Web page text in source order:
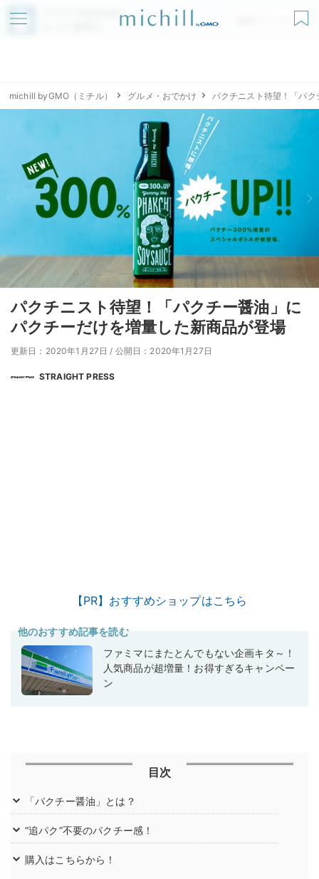
アプリでmichillが
無料ダウンロード
michill byGMO（ミチル） グルメ・おでかけ パクチニスト待望！「パ
パクチニスト待望！「パクチー醤油」に
パクチーだけを増量した新商品が登場
更新日：2020年1月27日 / 公開日：2020年1月27日
STRAIGHT PRESS
【PR】おすすめショップはこちら
他のおすすめ記事を読む
ファミマにまたとんでもない企画キタ～！
人気商品が超増量！お得すぎるキャンペー
ン
目次
「パクチー醤油」とは？
“追パク”不要のパクチー感！
購入はこちらから！